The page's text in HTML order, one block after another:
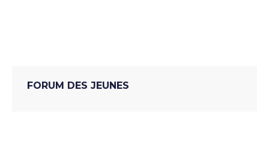
FORUM DES JEUNES